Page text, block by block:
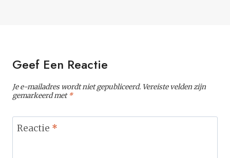
Geef Een Reactie
Je e-mailadres wordt niet gepubliceerd. Vereiste velden zijn
gemarkeerd met*
Reactie *